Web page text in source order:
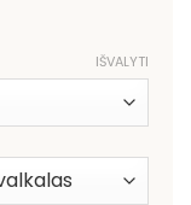
IŠVALYTI